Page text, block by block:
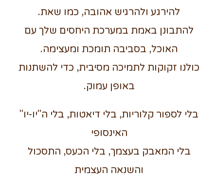
להירגע ולהרגיש אהובה, כמו שאת.
להתבונן באמת במערכת היחסים שלך עם
האוכל, בסביבה תומכת ומעצימה.
כולנו זקוקות לתמיכה מסיבית, כדי להשתנות
באופן עמוק.
בלי לספור קלוריות, בלי דיאטות, בלי ה"יו-יו"
האינסופי
בלי המאבק בעצמך, בלי הכעס, התסכול
והשנאה העצמית